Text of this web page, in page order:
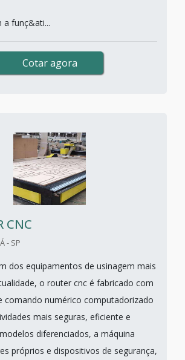
a funç&ati...
Cotar agora
CNC
- SP
dos equipamentos de usinagem mais
o router cnc é fabricado com
comando numérico computadorizado
mais seguras, eficiente e
diferenciados, a máquina
próprios e dispositivos de segurança,